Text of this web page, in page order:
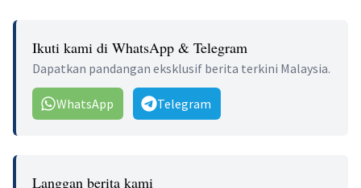
Ikuti kami di WhatsApp & Telegram
Dapatkan pandangan eksklusif berita terkini Malaysia.
WhatsApp Telegram
Langgan berita kami